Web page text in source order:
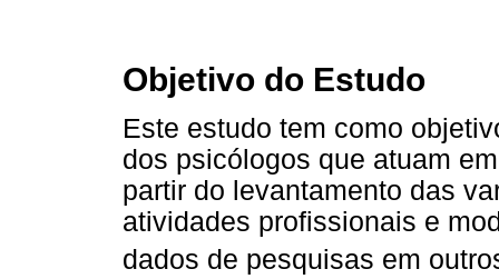
Objetivo do Estudo
Este estudo tem como
dos psicólogos que atuam
partir do levantamento das
atividades profissionais e
dados de pesquisas em